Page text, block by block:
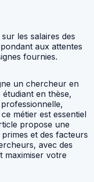
les salaires des
aux attentes
fournies.
un chercheur en
en thèse,
métier est essentiel
propose une
et des facteurs
avec des
maximiser votre